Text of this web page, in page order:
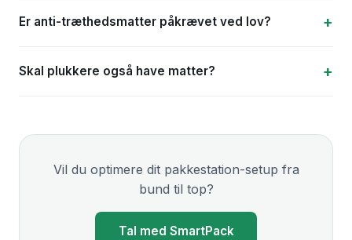
Er anti-træthedsmatter påkrævet ved lov?
Skal plukkere også have matter?
Vil du optimere dit pakkestation-setup fra
bund til top?
Tal med SmartPack